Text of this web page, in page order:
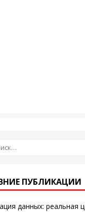
ПУБЛИКАЦИИ
данных: реальная